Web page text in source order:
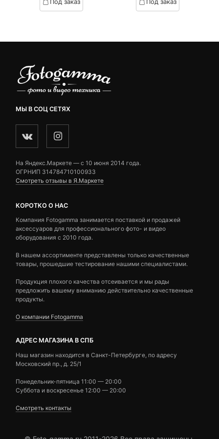
on
on
составляла
890 ₽.
МЫ В СОЦ СЕТЯХ
На Яндекс.Маркете — c 10 июня 2014 года.
ОГРНИП 314784710100933
Смотреть отзывы в Я.Маркете
КОРОТКО О НАС
Компания Fotogamma занимается поставкой и продажей
аксессуаров для профессионального фото- и видео
оборудования с 2010 года.
В нашем ассортименте представлены только качественные
товары, прошедшие тестирование нашими специалистами.
Продукция плохого качества отсеивается и мы рады
предложить вашему вниманию действительно качественные
продукты.
О компании Fotogamma
АДРЕС МАГАЗИНА В СПБ
Наш магазин находится в Санкт-Петербурге, по адресу
Московский пр., д. 25/1
Понедельник-пятница 11:00 — 20:00
Суббота и воскресенье 12:00 — 20:00
Смотреть контакты